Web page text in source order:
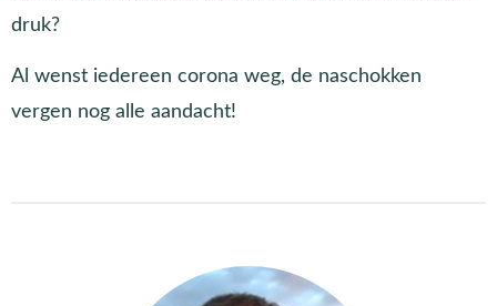
druk?
Al wenst iedereen corona weg, de naschokken
vergen nog alle aandacht!